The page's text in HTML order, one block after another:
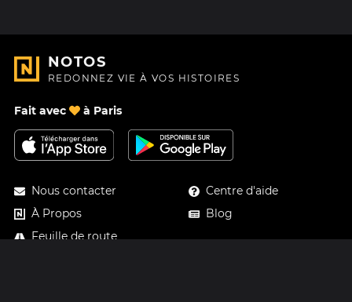
NOTOS
REDONNEZ VIE À VOS HISTOIRES
Fait avec à Paris
Nous contacter
À Propos
Feuille de route
Centre d'aide
Blog